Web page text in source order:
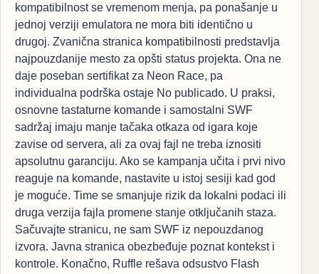
kompatibilnost se vremenom menja, pa ponašanje u
jednoj verziji emulatora ne mora biti identično u
drugoj. Zvanična stranica kompatibilnosti predstavlja
najpouzdanije mesto za opšti status projekta. Ona ne
daje poseban sertifikat za Neon Race, pa
individualna podrška ostaje No publicado. U praksi,
osnovne tastaturne komande i samostalni SWF
sadržaj imaju manje tačaka otkaza od igara koje
zavise od servera, ali za ovaj fajl ne treba iznositi
apsolutnu garanciju. Ako se kampanja učita i prvi nivo
reaguje na komande, nastavite u istoj sesiji kad god
je moguće. Time se smanjuje rizik da lokalni podaci ili
druga verzija fajla promene stanje otključanih staza.
Sačuvajte stranicu, ne sam SWF iz nepouzdanog
izvora. Javna stranica obezbeđuje poznat kontekst i
kontrole. Konačno, Ruffle rešava odsustvo Flash